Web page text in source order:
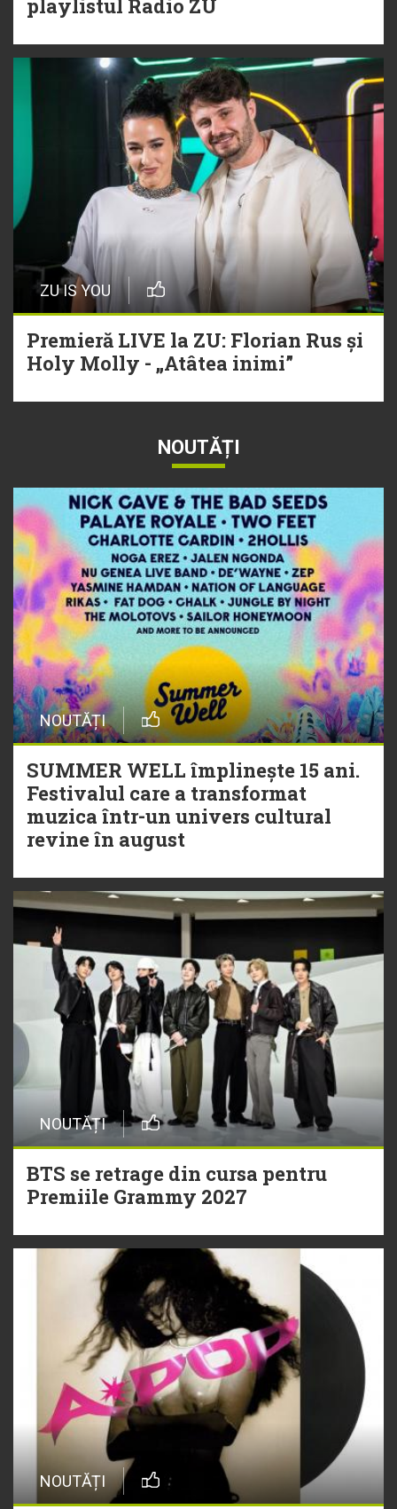
playlistul Radio ZU
ZU IS YOU
Premieră LIVE la ZU: Florian Rus și
Holy Molly - „Atâtea inimi”
NOUTĂȚI
NOUTĂȚI
SUMMER WELL împlinește 15 ani.
Festivalul care a transformat
muzica într-un univers cultural
revine în august
NOUTĂȚI
BTS se retrage din cursa pentru
Premiile Grammy 2027
NOUTĂȚI